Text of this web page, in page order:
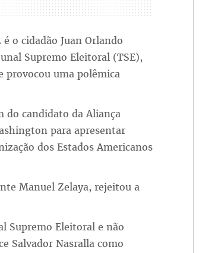
o cidadão Juan Orlando
Supremo Eleitoral (TSE),
provocou uma polêmica
do candidato da Aliança
para apresentar
dos Estados Americanos
Manuel Zelaya, rejeitou a
Supremo Eleitoral e não
Salvador Nasralla como